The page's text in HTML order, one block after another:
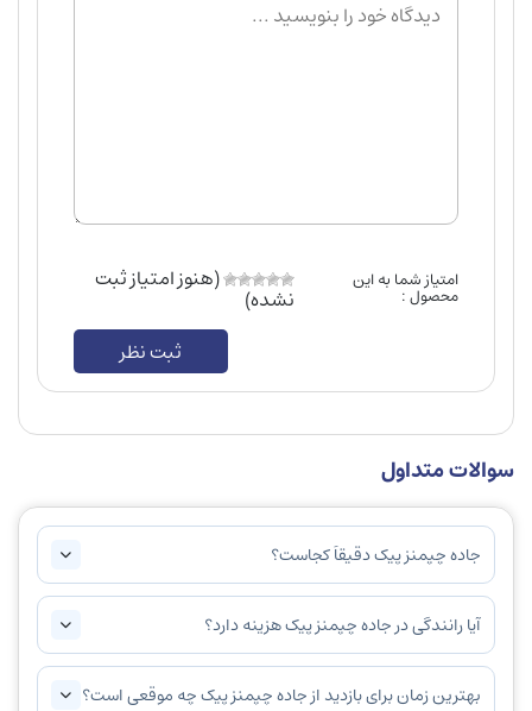
امتیاز شما به این
محصول :
(هنوز امتیاز ثبت
نشده)
ثبت نظر
سوالات متداول
جاده چپمنز پیک دقیقاً کجاست؟
آیا رانندگی در جاده چپمنز پیک هزینه دارد؟
بهترین زمان برای بازدید از جاده چپمنز پیک چه موقعی است؟